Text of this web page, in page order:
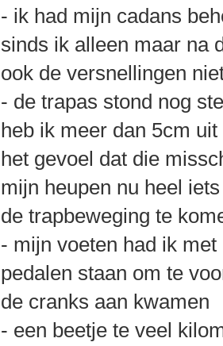
- ik had mijn cadans
sinds ik alleen maar na
ook de versnellingen
- de trapas stond nog
heb ik meer dan 5cm
het gevoel dat die
mijn heupen nu heel
de trapbeweging te
- mijn voeten had ik
pedalen staan om te
de cranks aan kwamen
- een beetje te veel